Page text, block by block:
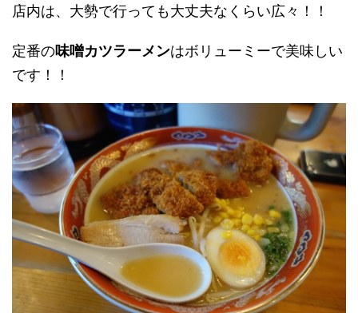
店内は、大勢で行っても大丈夫なくらい広々！！
定番の味噌カツラーメンはボリューミーで美味しい
です！！